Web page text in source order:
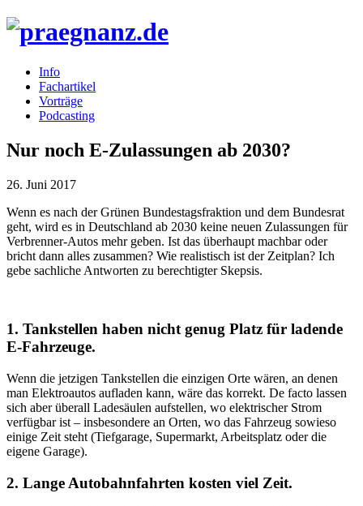
Info
Fachartikel
Vorträge
Podcasting
Nur noch E-Zulassungen ab 2030?
26. Juni 2017
Wenn es nach der Grünen Bundestagsfraktion und dem Bundesrat
geht, wird es in Deutschland ab 2030 keine neuen Zulassungen für
Verbrenner-Autos mehr geben. Ist das überhaupt machbar oder
bricht dann alles zusammen? Wie realistisch ist der Zeitplan? Ich
gebe sachliche Antworten zu berechtigter Skepsis.
1. Tankstellen haben nicht genug Platz für ladende
E-Fahrzeuge.
Wenn die jetzigen Tankstellen die einzigen Orte wären, an denen
man Elektroautos aufladen kann, wäre das korrekt. De facto lassen
sich aber überall Ladesäulen aufstellen, wo elektrischer Strom
verfügbar ist – insbesondere an Orten, wo das Fahrzeug sowieso
einige Zeit steht (Tiefgarage, Supermarkt, Arbeitsplatz oder die
eigene Garage).
2. Lange Autobahnfahrten kosten viel Zeit.